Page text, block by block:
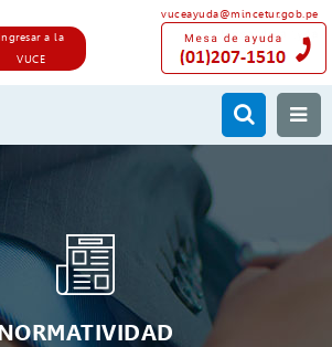
vuceayuda@mincetur.gob.pe
Ingresar a la
VUCE